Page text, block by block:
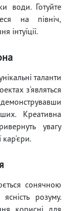
води. Готуйте
на північ,
інтуїції.
таланти
з'являться
Креативна
увагу
кар'єри.
сонячною
розуму.
корисні для